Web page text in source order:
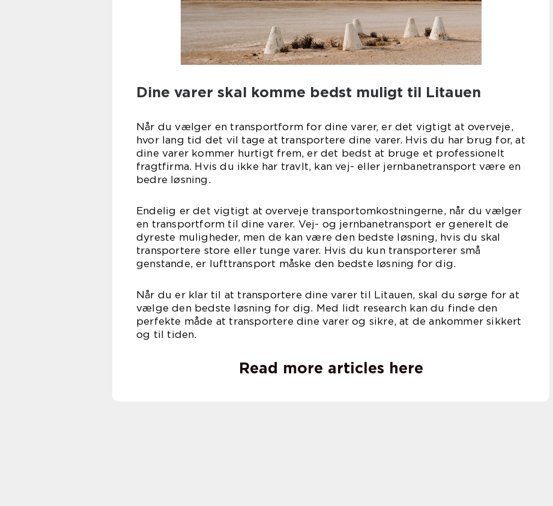
Dine varer skal komme bedst muligt til Litauen
Når du vælger en transportform for dine varer, er det vigtigt at overveje,
hvor lang tid det vil tage at transportere dine varer. Hvis du har brug for, at
dine varer kommer hurtigt frem, er det bedst at bruge et professionelt
fragtfirma. Hvis du ikke har travlt, kan vej- eller jernbanetransport være en
bedre løsning.
Endelig er det vigtigt at overveje transportomkostningerne, når du vælger
en transportform til dine varer. Vej- og jernbanetransport er generelt de
dyreste muligheder, men de kan være den bedste løsning, hvis du skal
transportere store eller tunge varer. Hvis du kun transporterer små
genstande, er lufttransport måske den bedste løsning for dig.
Når du er klar til at transportere dine varer til Litauen, skal du sørge for at
vælge den bedste løsning for dig. Med lidt research kan du finde den
perfekte måde at transportere dine varer og sikre, at de ankommer sikkert
og til tiden.
Read more articles here